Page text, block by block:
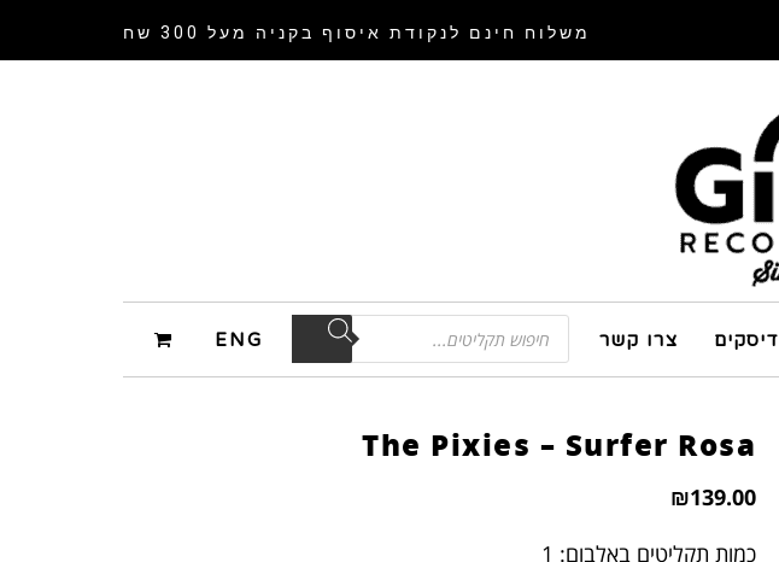
משלוח חינם לנקודת איסוף בקניה מעל 300 שח
דיסקים צרו קשר ENG
The Pixies – Surfer Rosa
₪139.00
כמות תקליטים באלבום: 1